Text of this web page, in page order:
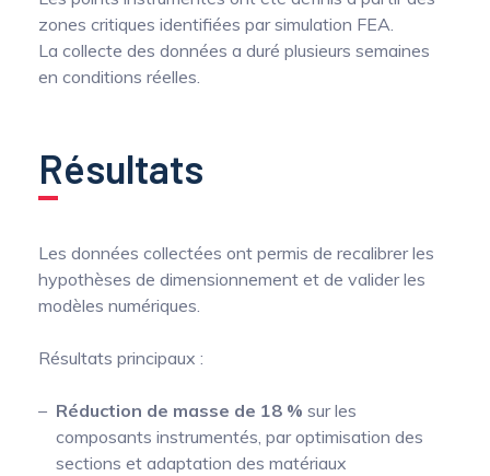
zones critiques identifiées par simulation FEA.
La collecte des données a duré plusieurs semaines
en conditions réelles.
Résultats
Les données collectées ont permis de recalibrer les
hypothèses de dimensionnement et de valider les
modèles numériques.
Résultats principaux :
Réduction de masse de 18 % sur les
composants instrumentés, par optimisation des
sections et adaptation des matériaux